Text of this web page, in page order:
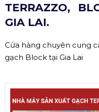
TERRAZZO,
GIA LAI.
Cửa hàng chuyên cung
gạch Block tại Gia Lai